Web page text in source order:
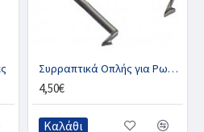
Συρραπτικά Οπλής για Ρωγμές
4,50€
Καλάθι